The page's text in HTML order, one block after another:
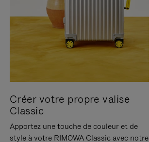
Créer votre propre valise
Classic
Apportez une touche de couleur et de
style à votre RIMOWA Classic avec notre